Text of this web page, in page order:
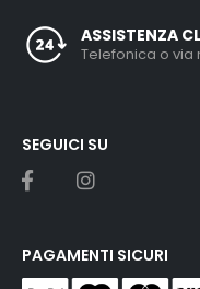
ASSISTENZA
Telefonica o via
SEGUICI SU
PAGAMENTI SICURI